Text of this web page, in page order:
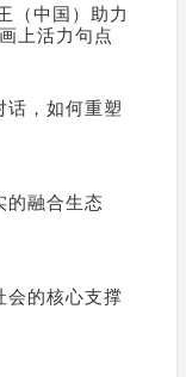
（中国）助力
上活力句点
话，如何重塑
的融合生态
会的核心支撑